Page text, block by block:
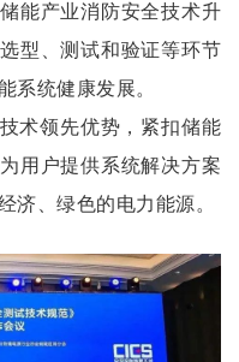
能产业消防安全技术升
型、测试和验证等环节
系统健康发展。
术领先优势，紧扣储能
用户提供系统解决方案
济、绿色的电力能源。